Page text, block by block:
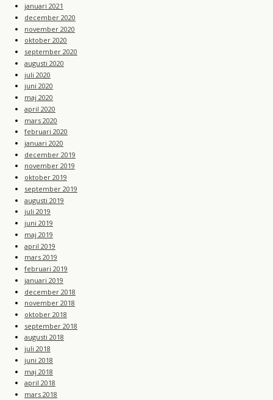
januari 2021
december 2020
november 2020
oktober 2020
september 2020
augusti 2020
juli 2020
juni 2020
maj 2020
april 2020
mars 2020
februari 2020
januari 2020
december 2019
november 2019
oktober 2019
september 2019
augusti 2019
juli 2019
juni 2019
maj 2019
april 2019
mars 2019
februari 2019
januari 2019
december 2018
november 2018
oktober 2018
september 2018
augusti 2018
juli 2018
juni 2018
maj 2018
april 2018
mars 2018